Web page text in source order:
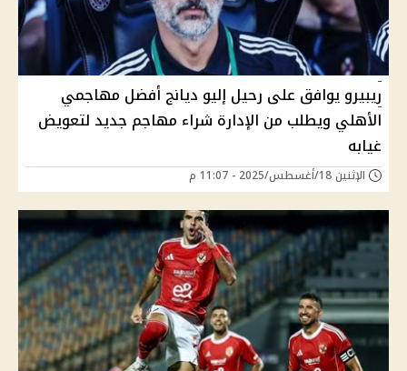
ريبيرو يوافق على رحيل إليو ديانج أفضل مهاجمي
الأهلي ويطلب من الإدارة شراء مهاجم جديد لتعويض
غيابه
الإثنين 18/أغسطس/2025 - 11:07 م